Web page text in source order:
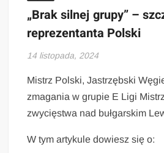
„Brak silnej grupy” –
reprezentanta Polski
14 listopada, 2024
Mistrz Polski, Jastrzębski
zmagania w grupie E Ligi
zwycięstwa nad bułgarskim
W tym artykule dowiesz się o: